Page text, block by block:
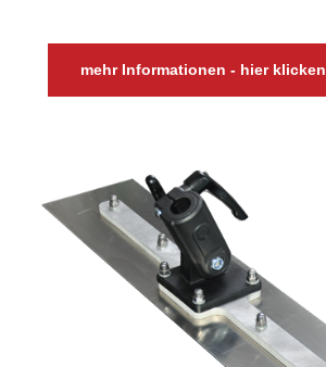
mehr Informationen - hier klicken